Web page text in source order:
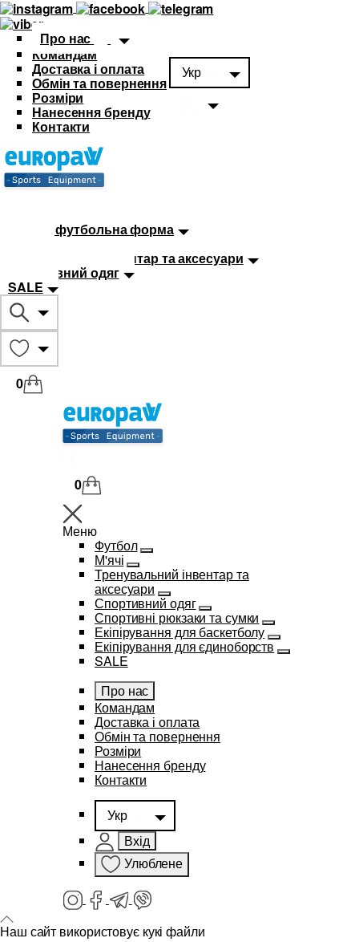
Про нас
Командам
Доставка і оплата
Обмін та повернення
Розміри
Нанесення бренду
Контакти
Укр
Дитяча футбольна форма
Тренувальний інвентар та аксесуари
Спортивний одяг
SALE
0
0
Меню
Футбол
М'ячі
Тренувальний інвентар та
аксесуари
Спортивний одяг
Спортивні рюкзаки та сумки
Екіпірування для баскетболу
Екіпірування для єдиноборств
SALE
Про нас
Командам
Доставка і оплата
Обмін та повернення
Розміри
Нанесення бренду
Контакти
Укр
Вхід
Улюблене
Наш сайт використовує кукі файли